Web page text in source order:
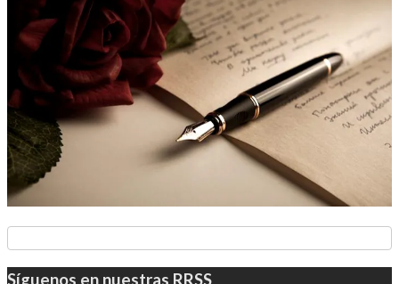
Síguenos en nuestras RRSS